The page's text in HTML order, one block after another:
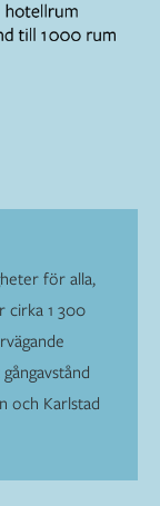
för alla,
cirka 1 300
och Karlstad